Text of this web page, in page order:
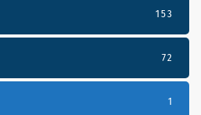
153
72
1